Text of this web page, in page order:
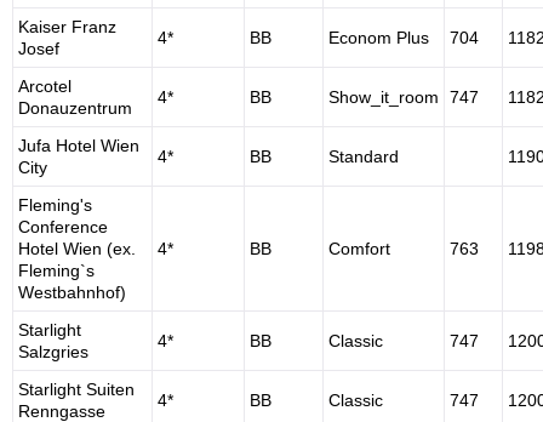
Kaiser Franz
Josef
4* BB Econom Plus 704
Arcotel
Donauzentrum
4* BB Show_it_room 747
Jufa Hotel Wien
City
4* BB Standard
Fleming's
Conference
Hotel Wien (ex.
Fleming`s
Westbahnhof)
4* BB Comfort 763
Starlight
Salzgries
4* BB Classic 747
Starlight Suiten
Renngasse
4* BB Classic 747